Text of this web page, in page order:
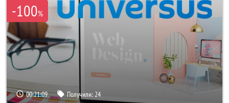
-100%
00:21:06 Получили:24